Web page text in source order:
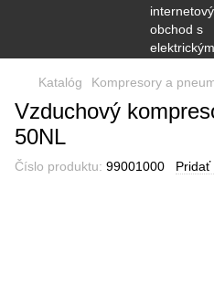
Katalóg Kompresory a
Vzduchový
50NL
Číslo produktu: 99001000 Pridať